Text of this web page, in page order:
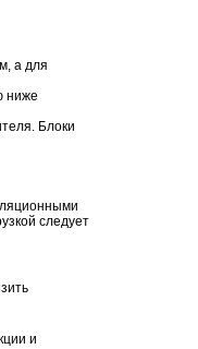
а для
ниже
Блоки
следует
и